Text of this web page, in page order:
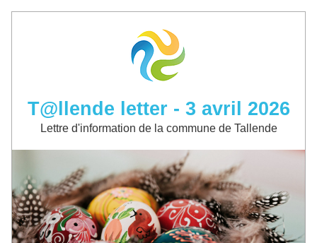
T@llende letter - 3 avril 2026
Lettre d'information de la commune de Tallende